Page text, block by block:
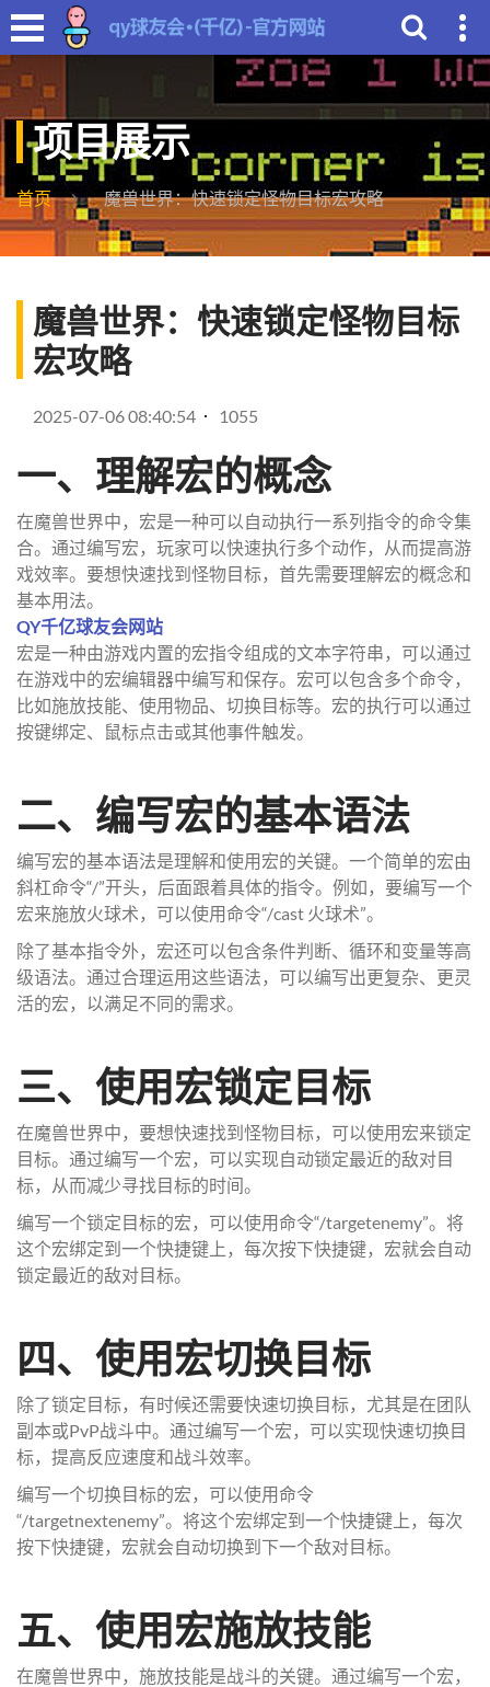
项目展示
首页 魔兽世界：快速锁定怪物目标宏攻略
魔兽世界：快速锁定怪物目标
宏攻略
2025-07-06 08:40:54 1055
一、理解宏的概念
在魔兽世界中，宏是一种可以自动执行一系列指令的命令集
合。通过编写宏，玩家可以快速执行多个动作，从而提高游
戏效率。要想快速找到怪物目标，首先需要理解宏的概念和
基本用法。
QY千亿球友会网站
宏是一种由游戏内置的宏指令组成的文本字符串，可以通过
在游戏中的宏编辑器中编写和保存。宏可以包含多个命令，
比如施放技能、使用物品、切换目标等。宏的执行可以通过
按键绑定、鼠标点击或其他事件触发。
二、编写宏的基本语法
编写宏的基本语法是理解和使用宏的关键。一个简单的宏由
斜杠命令“/”开头，后面跟着具体的指令。例如，要编写一个
宏来施放火球术，可以使用命令“/cast 火球术”。
除了基本指令外，宏还可以包含条件判断、循环和变量等高
级语法。通过合理运用这些语法，可以编写出更复杂、更灵
活的宏，以满足不同的需求。
三、使用宏锁定目标
在魔兽世界中，要想快速找到怪物目标，可以使用宏来锁定
目标。通过编写一个宏，可以实现自动锁定最近的敌对目
标，从而减少寻找目标的时间。
编写一个锁定目标的宏，可以使用命令“/targetenemy”。将
这个宏绑定到一个快捷键上，每次按下快捷键，宏就会自动
锁定最近的敌对目标。
四、使用宏切换目标
除了锁定目标，有时候还需要快速切换目标，尤其是在团队
副本或PvP战斗中。通过编写一个宏，可以实现快速切换目
标，提高反应速度和战斗效率。
编写一个切换目标的宏，可以使用命令
“/targetnextenemy”。将这个宏绑定到一个快捷键上，每次
按下快捷键，宏就会自动切换到下一个敌对目标。
五、使用宏施放技能
在魔兽世界中，施放技能是战斗的关键。通过编写一个宏，